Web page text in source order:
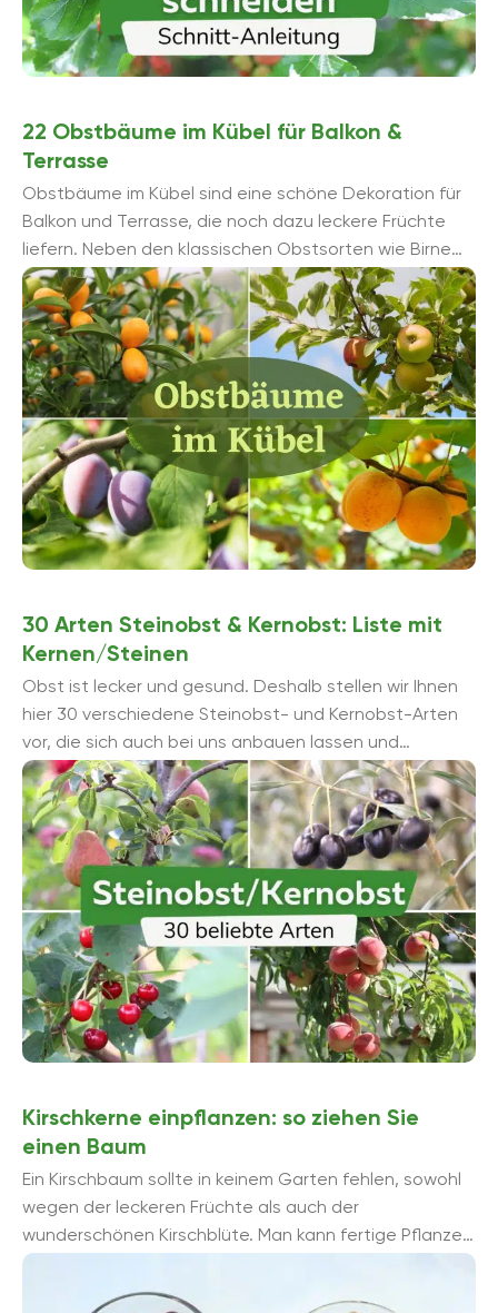
22 Obstbäume im Kübel für Balkon &
Terrasse
Obstbäume im Kübel sind eine schöne Dekoration für
Balkon und Terrasse, die noch dazu leckere Früchte
liefern. Neben den klassischen Obstsorten wie Birne
und Apfel ...
30 Arten Steinobst & Kernobst: Liste mit
Kernen/Steinen
Obst ist lecker und gesund. Deshalb stellen wir Ihnen
hier 30 verschiedene Steinobst- und Kernobst-Arten
vor, die sich auch bei uns anbauen lassen und
schmackhafte Früchte liefern.
Kirschkerne einpflanzen: so ziehen Sie
einen Baum
Ein Kirschbaum sollte in keinem Garten fehlen, sowohl
wegen der leckeren Früchte als auch der
wunderschönen Kirschblüte. Man kann fertige Pflanzen
kaufen oder sie aus Kernen selber ...